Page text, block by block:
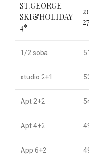
ST.GEORGE
SKI&HOLIDAY
4*
1/2 soba
studio 2+1
Apt 2+2
Apt 4+2
App 6+2